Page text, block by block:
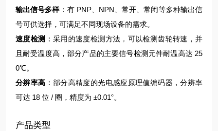
输出信号多样：有 PNP、NPN、常开、常闭等多种输出信
号可供选择，可满足不同现场设备的需求。
速度检测 ：采用的速度检测方法，可以检测齿轮转速，并
且耐受温度高，部分产品的主要信号检测元件耐温高达 25
0℃。
分辨率高 ：部分高精度的光电感应原理值编码器，分辨率
可达 18 位 / 圈，精度为 ±0.01°。
产品类型